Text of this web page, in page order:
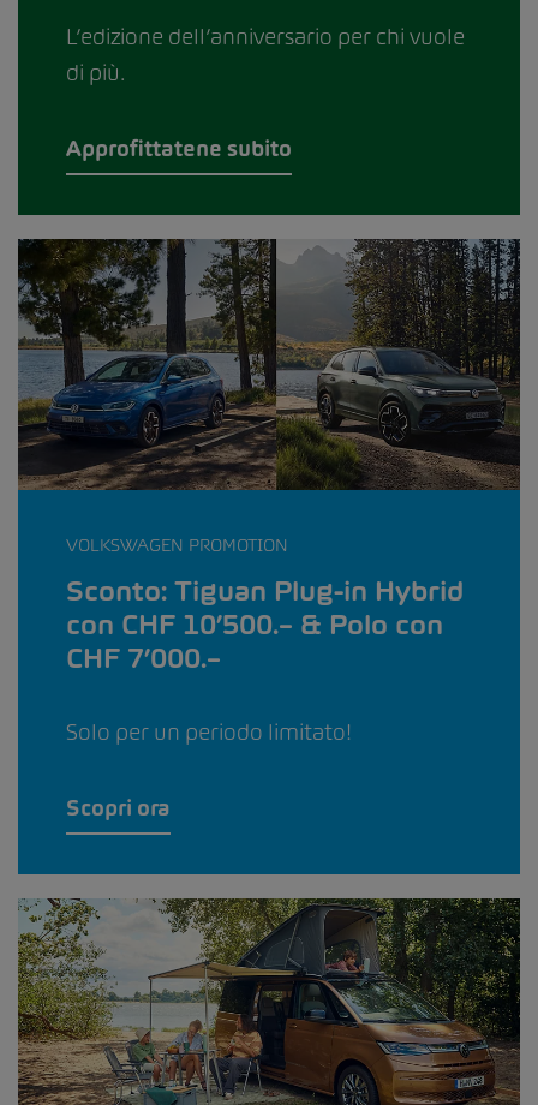
L’edizione dell’anniversario per chi vuole
di più.
Approfittatene subito
VOLKSWAGEN PROMOTION
Sconto: Tiguan Plug-in Hybrid
con CHF 10’500.– & Polo con
CHF 7’000.–
Solo per un periodo limitato!
Scopri ora